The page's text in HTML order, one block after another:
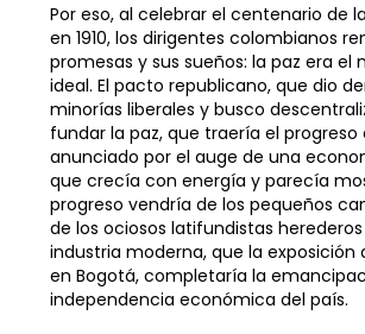
Por eso, al celebrar el centenario de
en 1910, los dirigentes colombianos
promesas y sus sueños: la paz era el
ideal. El pacto republicano, que dio
minorías liberales y busco
fundar la paz, que traería el
anunciado por el auge de una
que crecía con energía y parecía
progreso vendría de los pequeños
de los ociosos latifundistas
industria moderna, que la exposición
en Bogotá, completaría la
independencia económica del país.